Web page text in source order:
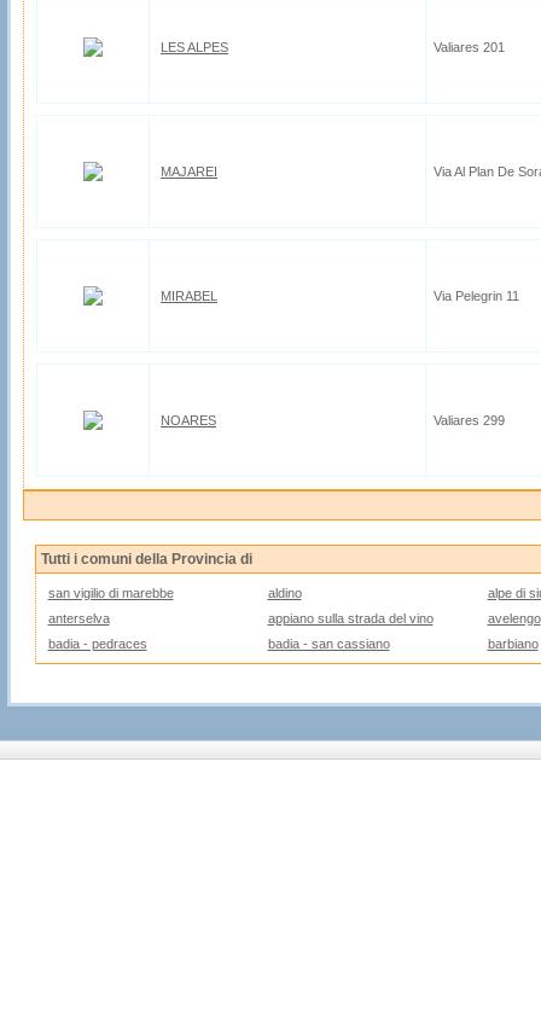
LES ALPES Valiares 201
MAJAREI Via Al Plan De
MIRABEL Via Pelegrin 11
NOARES Valiares 299
Tutti i comuni della Provincia di
san vigilio di marebbe aldino
alpe di
anterselva
appiano sulla strada del vino
avelengo
badia - pedraces
badia - san cassiano barbiano